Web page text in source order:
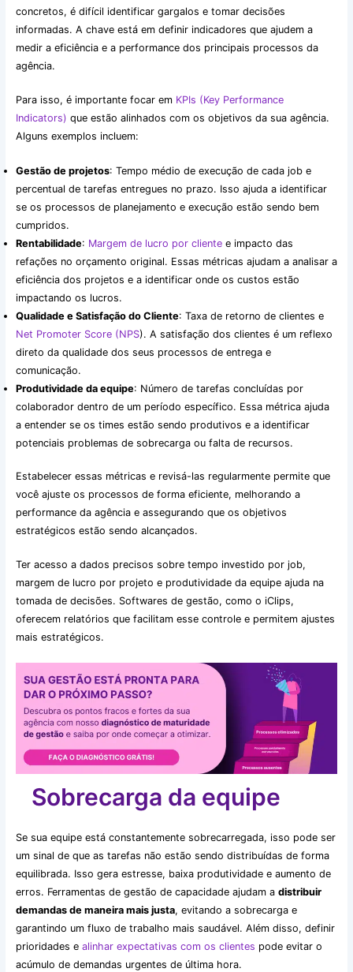
concretos, é difícil identificar gargalos e tomar decisões
informadas. A chave está em definir indicadores que ajudem a
medir a eficiência e a performance dos principais processos da
agência.
Para isso, é importante focar emKPIs (Key Performance
Indicators) que estão alinhados com os objetivos da sua agência.
Alguns exemplos incluem:
Gestão de projetos: Tempo médio de execução de cada job e
percentual de tarefas entregues no prazo. Isso ajuda a identificar
se os processos de planejamento e execução estão sendo bem
cumpridos.
Rentabilidade: Margem de lucro por clientee impacto das
refações no orçamento original. Essas métricas ajudam a analisar a
eficiência dos projetos e a identificar onde os custos estão
impactando os lucros.
Qualidade e Satisfação do Cliente: Taxa de retorno de clientes e
Net Promoter Score (NPS). A satisfação dos clientes é um reflexo
direto da qualidade dos seus processos de entrega e
comunicação.
Produtividade da equipe: Número de tarefas concluídas por
colaborador dentro de um período específico. Essa métrica ajuda
a entender se os times estão sendo produtivos e a identificar
potenciais problemas de sobrecarga ou falta de recursos.
Estabelecer essas métricas e revisá-las regularmente permite que
você ajuste os processos de forma eficiente, melhorando a
performance da agência e assegurando que os objetivos
estratégicos estão sendo alcançados.
Ter acesso a dados precisos sobre tempo investido por job,
margem de lucro por projeto e produtividade da equipe ajuda na
tomada de decisões. Softwares de gestão, como o iClips,
oferecem relatórios que facilitam esse controle e permitem ajustes
mais estratégicos.
Sobrecarga da equipe
Se sua equipe está constantemente sobrecarregada, isso pode ser
um sinal de que as tarefas não estão sendo distribuídas de forma
equilibrada. Isso gera estresse, baixa produtividade e aumento de
erros. Ferramentas de gestão de capacidade ajudam a distribuir
demandas de maneira mais justa, evitando a sobrecarga e
garantindo um fluxo de trabalho mais saudável. Além disso, definir
prioridades e alinhar expectativas com os clientes pode evitar o
acúmulo de demandas urgentes de última hora.